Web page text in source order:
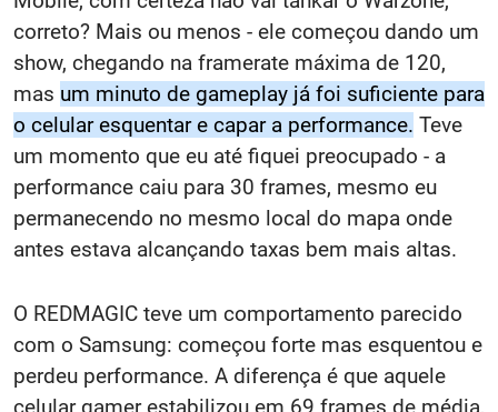
correto? Mais ou menos - ele começou dando um
show, chegando na framerate máxima de 120,
mas um minuto de gameplay já foi suficiente para
o celular esquentar e capar a performance. Teve
um momento que eu até fiquei preocupado - a
performance caiu para 30 frames, mesmo eu
permanecendo no mesmo local do mapa onde
antes estava alcançando taxas bem mais altas.
O REDMAGIC teve um comportamento parecido
com o Samsung: começou forte mas esquentou e
perdeu performance. A diferença é que aquele